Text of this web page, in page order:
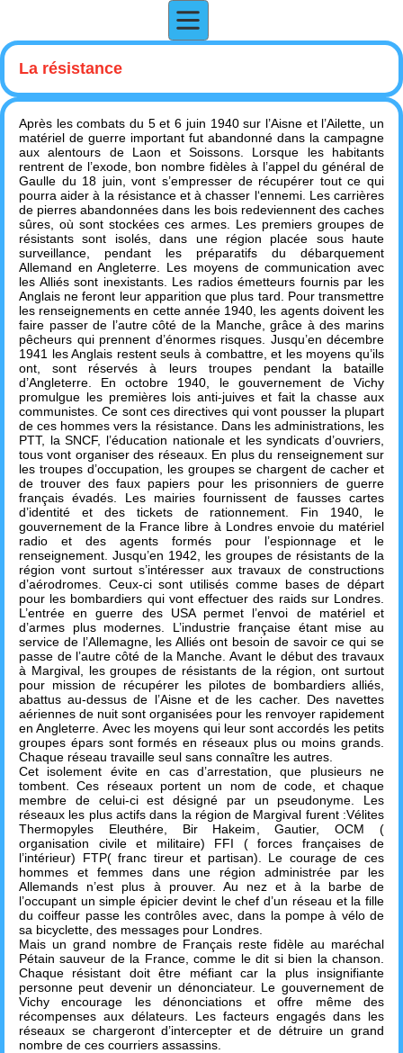
La résistance
Après les combats du 5 et 6 juin 1940 sur l’Aisne et l’Ailette, un
matériel de guerre important fut abandonné dans la campagne
aux alentours de Laon et Soissons. Lorsque les habitants
rentrent de l’exode, bon nombre fidèles à l’appel du général de
Gaulle du 18 juin, vont s’empresser de récupérer tout ce qui
pourra aider à la résistance et à chasser l‘ennemi. Les carrières
de pierres abandonnées dans les bois redeviennent des caches
sûres, où sont stockées ces armes. Les premiers groupes de
résistants sont isolés, dans une région placée sous haute
surveillance, pendant les préparatifs du débarquement
Allemand en Angleterre. Les moyens de communication avec
les Alliés sont inexistants. Les radios émetteurs fournis par les
Anglais ne feront leur apparition que plus tard. Pour transmettre
les renseignements en cette année 1940, les agents doivent les
faire passer de l’autre côté de la Manche, grâce à des marins
pêcheurs qui prennent d’énormes risques. Jusqu’en décembre
1941 les Anglais restent seuls à combattre, et les moyens qu’ils
ont, sont réservés à leurs troupes pendant la bataille
d’Angleterre. En octobre 1940, le gouvernement de Vichy
promulgue les premières lois anti-juives et fait la chasse aux
communistes. Ce sont ces directives qui vont pousser la plupart
de ces hommes vers la résistance. Dans les administrations, les
PTT, la SNCF, l’éducation nationale et les syndicats d’ouvriers,
tous vont organiser des réseaux. En plus du renseignement sur
les troupes d’occupation, les groupes se chargent de cacher et
de trouver des faux papiers pour les prisonniers de guerre
français évadés. Les mairies fournissent de fausses cartes
d’identité et des tickets de rationnement. Fin 1940, le
gouvernement de la France libre à Londres envoie du matériel
radio et des agents formés pour l’espionnage et le
renseignement. Jusqu’en 1942, les groupes de résistants de la
région vont surtout s’intéresser aux travaux de constructions
d’aérodromes. Ceux-ci sont utilisés comme bases de départ
pour les bombardiers qui vont effectuer des raids sur Londres.
L’entrée en guerre des USA permet l’envoi de matériel et
d’armes plus modernes. L’industrie française étant mise au
service de l’Allemagne, les Alliés ont besoin de savoir ce qui se
passe de l’autre côté de la Manche. Avant le début des travaux
à Margival, les groupes de résistants de la région, ont surtout
pour mission de récupérer les pilotes de bombardiers alliés,
abattus au-dessus de l’Aisne et de les cacher. Des navettes
aériennes de nuit sont organisées pour les renvoyer rapidement
en Angleterre. Avec les moyens qui leur sont accordés les petits
groupes épars sont formés en réseaux plus ou moins grands.
Chaque réseau travaille seul sans connaître les autres.
Cet isolement évite en cas d’arrestation, que plusieurs ne
tombent. Ces réseaux portent un nom de code, et chaque
membre de celui-ci est désigné par un pseudonyme. Les
réseaux les plus actifs dans la région de Margival furent :Vélites
Thermopyles Eleuthére, Bir Hakeim, Gautier, OCM (
organisation civile et militaire) FFI ( forces françaises de
l’intérieur) FTP( franc tireur et partisan). Le courage de ces
hommes et femmes dans une région administrée par les
Allemands n’est plus à prouver. Au nez et à la barbe de
l’occupant un simple épicier devint le chef d’un réseau et la fille
du coiffeur passe les contrôles avec, dans la pompe à vélo de
sa bicyclette, des messages pour Londres.
Mais un grand nombre de Français reste fidèle au maréchal
Pétain sauveur de la France, comme le dit si bien la chanson.
Chaque résistant doit être méfiant car la plus insignifiante
personne peut devenir un dénonciateur. Le gouvernement de
Vichy encourage les dénonciations et offre même des
récompenses aux délateurs. Les facteurs engagés dans les
réseaux se chargeront d’intercepter et de détruire un grand
nombre de ces courriers assassins.